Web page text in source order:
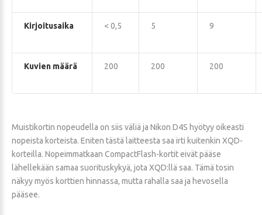
Kirjoitusaika < 0,5 5 9
Kuvien määrä 200 200 200
Muistikortin nopeudella on siis väliä ja Nikon D4S hyötyy oikeasti
nopeista korteista. Eniten tästä laitteesta saa irti kuitenkin XQD-
korteilla. Nopeimmatkaan CompactFlash-kortit eivät pääse
lähellekään samaa suorituskykyä, jota XQD:llä saa. Tämä tosin
näkyy myös korttien hinnassa, mutta rahalla saa ja hevosella
pääsee.